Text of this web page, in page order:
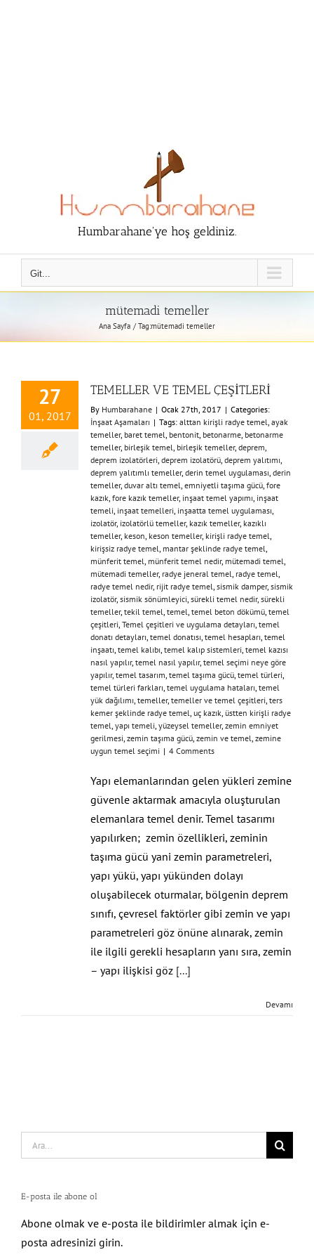
Humbarahane'ye hoş geldiniz.
Git...
mütemadi temeller
Ana Sayfa Tag:mütemadi temeller
27
01, 2017
TEMELLER VE TEMEL ÇEŞİTLERİ
By Humbarahane | Ocak 27th, 2017 | Categories:
İnşaat Aşamaları | Tags: alttan kirişli radye temel, ayak
temeller, baret temel, bentonit, betonarme, betonarme
temeller, birleşik temel, birleşik temeller, deprem,
deprem izolatörleri, deprem izolatörü, deprem yalıtımı,
deprem yalıtımlı temeller, derin temel uygulaması, derin
temeller, duvar altı temel, emniyetli taşıma gücü, fore
kazık, fore kazık temeller, inşaat temel yapımı, inşaat
temeli, inşaat temelleri, inşaatta temel uygulaması,
izolatör, izolatörlü temeller, kazık temeller, kazıklı
temeller, keson, keson temeller, kirişli radye temel,
kirişsiz radye temel, mantar şeklinde radye temel,
münferit temel, münferit temel nedir, mütemadi temel,
mütemadi temeller, radye jeneral temel, radye temel,
radye temel nedir, rijit radye temel, sismik damper, sismik
izolatör, sismik sönümleyici, sürekli temel nedir, sürekli
temeller, tekil temel, temel, temel beton dökümü, temel
çeşitleri, Temel çeşitleri ve uygulama detayları, temel
donatı detayları, temel donatısı, temel hesapları, temel
inşaatı, temel kalıbı, temel kalıp sistemleri, temel kazısı
nasıl yapılır, temel nasıl yapılır, temel seçimi neye göre
yapılır, temel tasarım, temel taşıma gücü, temel türleri,
temel türleri farkları, temel uygulama hataları, temel
yük dağılımı, temeller, temeller ve temel çeşitleri, ters
kemer şeklinde radye temel, uç kazık, üstten kirişli radye
temel, yapı temeli, yüzeysel temeller, zemin emniyet
gerilmesi, zemin taşıma gücü, zemin ve temel, zemine
uygun temel seçimi | 4 Comments
Yapı elemanlarından gelen yükleri zemine
güvenle aktarmak amacıyla oluşturulan
elemanlara temel denir. Temel tasarımı
yapılırken; zemin özellikleri, zeminin
taşıma gücü yani zemin parametreleri,
yapı yükü, yapı yükünden dolayı
oluşabilecek oturmalar, bölgenin deprem
sınıfı, çevresel faktörler gibi zemin ve yapı
parametreleri göz önüne alınarak, zemin
ile ilgili gerekli hesapların yanı sıra, zemin
– yapı ilişkisi göz [...]
Devamı
Search
for:
E-posta ile abone ol
Abone olmak ve e-posta ile bildirimler almak için e-
posta adresinizi girin.